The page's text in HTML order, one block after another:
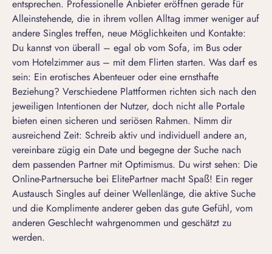
entsprechen. Professionelle Anbieter eröffnen gerade für
Alleinstehende, die in ihrem vollen Alltag immer weniger auf
andere Singles treffen, neue Möglichkeiten und Kontakte:
Du kannst von überall – egal ob vom Sofa, im Bus oder
vom Hotelzimmer aus – mit dem Flirten starten. Was darf es
sein: Ein erotisches Abenteuer oder eine ernsthafte
Beziehung? Verschiedene Plattformen richten sich nach den
jeweiligen Intentionen der Nutzer, doch nicht alle Portale
bieten einen sicheren und seriösen Rahmen. Nimm dir
ausreichend Zeit: Schreib aktiv und individuell andere an,
vereinbare zügig ein Date und begegne der Suche nach
dem passenden Partner mit Optimismus. Du wirst sehen: Die
Online-Partnersuche bei ElitePartner macht Spaß! Ein reger
Austausch Singles auf deiner Wellenlänge, die aktive Suche
und die Komplimente anderer geben das gute Gefühl, vom
anderen Geschlecht wahrgenommen und geschätzt zu
werden.